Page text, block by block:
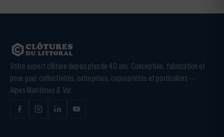
Votre expert clôture depuis plus de 40 ans. Conception, fabrication et
pose pour collectivités, entreprises, copropriétés et particuliers —
Alpes-Maritimes & Var.